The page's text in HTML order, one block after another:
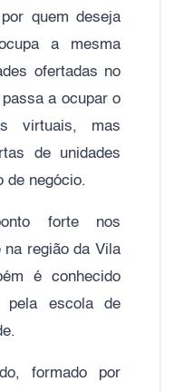
quem deseja
a mesma
ofertadas no
a ocupar o
virtuais, mas
de unidades
de negócio.
forte nos
região da Vila
é conhecido
pela escola de
formado por